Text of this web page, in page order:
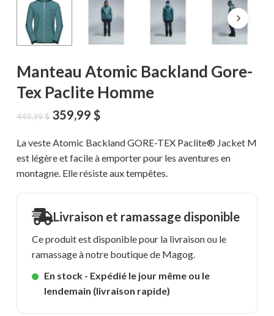
Manteau Atomic Backland Gore-
Tex Paclite Homme
449,99$ Le
initial
était :
449,99 $.
359,99 $Le
actuel
est :
359,99 $.
La veste Atomic Backland GORE-TEX Paclite® Jacket M
est légère et facile à emporter pour les aventures en
montagne. Elle résiste aux tempêtes.
Livraison et ramassage disponible
Ce produit est disponible pour la livraison ou le
ramassage à notre boutique de Magog.
En stock - Expédié le jour même ou le
lendemain (livraison rapide)